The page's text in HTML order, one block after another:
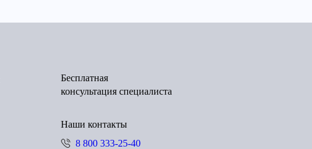
Бесплатная
консультация специалиста
Наши контакты
8 800 333-25-40